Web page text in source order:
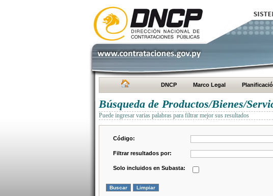
DNCP Marco Legal
Búsqueda de Productos/Bienes/
Puede ingresar varias palabras para filtrar mejor sus resultados
Código:
Filtrar resultados por:
Solo incluidos en Subasta: